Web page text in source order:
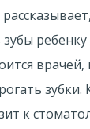
зубки.
к